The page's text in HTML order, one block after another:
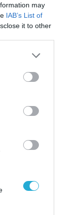
may
IAB’s List of
it to other
more Google
may click to
party tags to
below Google
στην